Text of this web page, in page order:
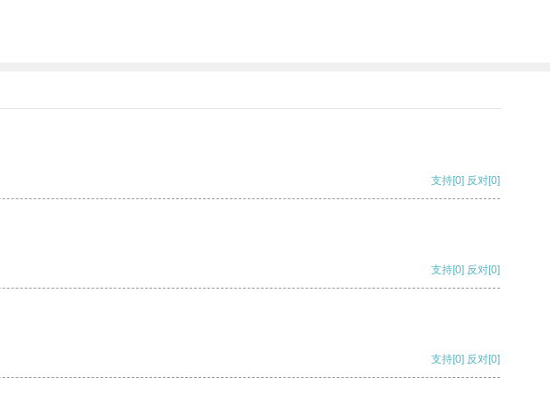
支持[0] 反对[0]
支持[0] 反对[0]
支持[0] 反对[0]